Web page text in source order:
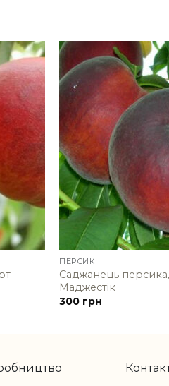
ПЕРСИК
Саджанець
Маджестік
300 грн